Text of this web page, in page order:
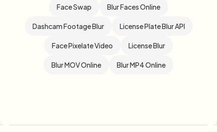
Face Swap Blur Faces Online
Dashcam Footage Blur License Plate Blur API
Face Pixelate Video License Blur
Blur MOV Online Blur MP4 Online